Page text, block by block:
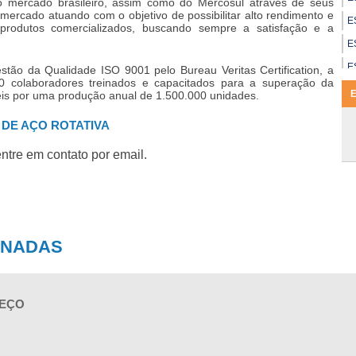
atuando com o objetivo de possibilitar alto rendimento e
comercializados, buscando sempre a satisfação e a
da Qualidade ISO 9001 pelo Bureau Veritas Certification, a
colaboradores treinados e capacitados para a superação da
por uma produção anual de 1.500.000 unidades.
AÇO ROTATIVA
em contato por email.